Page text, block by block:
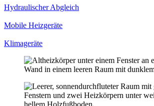
Hydraulischer Abgleich
Mobile Heizgeräte
Klimageräte